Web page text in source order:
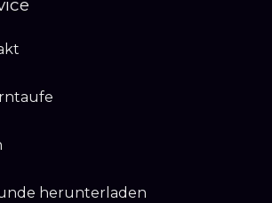
herunterladen